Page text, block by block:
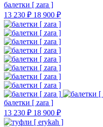
балетки [ zara ]
13 230 ₽ 18 900 ₽
балетки [ zara ]
13 230 ₽ 18 900 ₽